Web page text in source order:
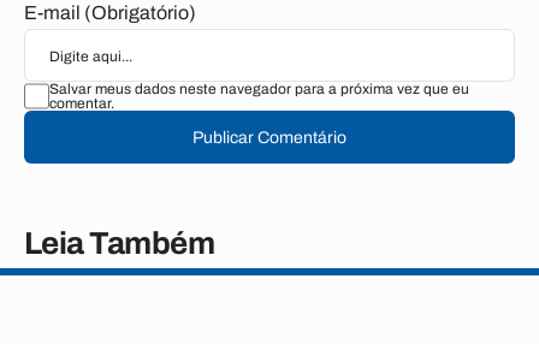
E-mail (Obrigatório)
Salvar meus dados neste navegador para a próxima vez que eu
comentar.
Publicar Comentário
Leia Também